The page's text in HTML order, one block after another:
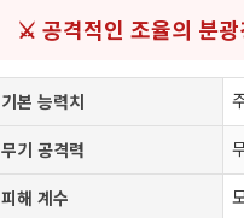
⚔️ 공격적인 조율의 분
기본 능력치
무기 공격력
피해 계수